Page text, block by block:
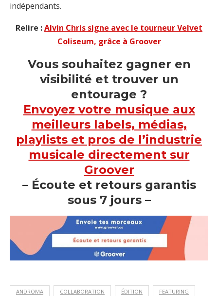
indépendants.
Relire :Alvin Chris signe avec le tourneur Velvet
Coliseum, grâce à Groover
Vous souhaitez gagner en
visibilité et trouver un
entourage ?
Envoyez votre musique aux
meilleurs labels, médias,
playlists et pros de l’industrie
musicale directement sur
Groover
– Écoute et retours garantis
sous 7 jours –
ANDROMA COLLABORATION ÉDITION FEATURING